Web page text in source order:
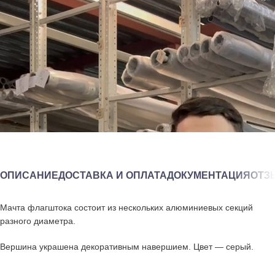
ОПИСАНИЕДОСТАВКА И ОПЛАТАДОКУМЕНТАЦИЯ
Мачта флагштока состоит из нескольких алюминиевых секций
разного диаметра.
Вершина украшена декоративным навершием. Цвет — серый.